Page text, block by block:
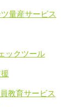
量産サービス
ックツール
教育サービス